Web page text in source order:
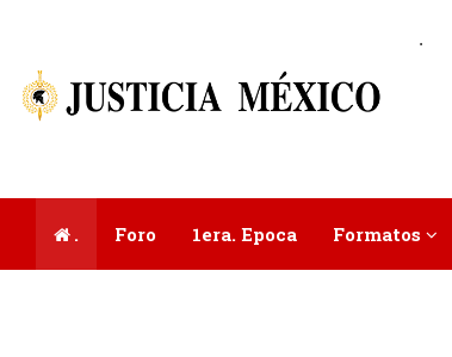
.
. Foro 1era. Epoca Formatos